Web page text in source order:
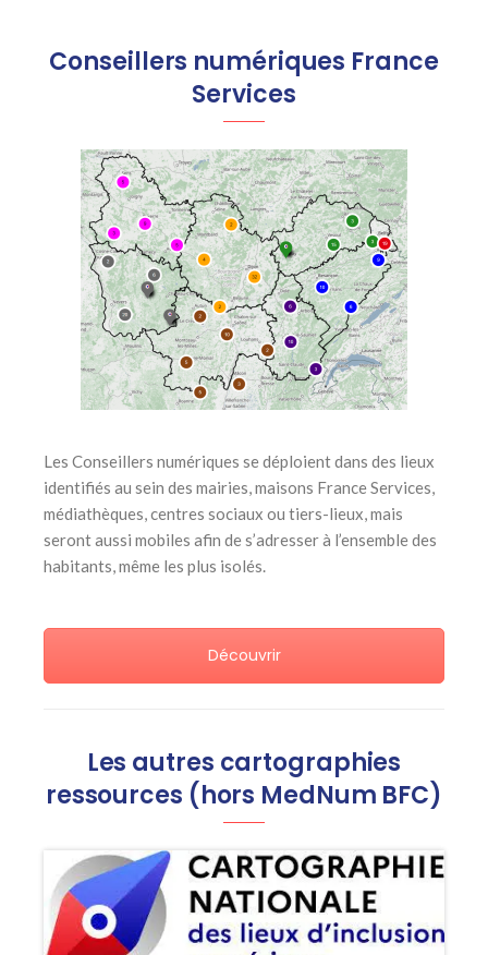
Conseillers numériques France
Services
Les Conseillers numériques se déploient dans des lieux
identifiés au sein des mairies, maisons France Services,
médiathèques, centres sociaux ou tiers-lieux, mais
seront aussi mobiles afin de s’adresser à l’ensemble des
habitants, même les plus isolés.
Découvrir
Les autres cartographies
ressources (hors MedNum BFC)